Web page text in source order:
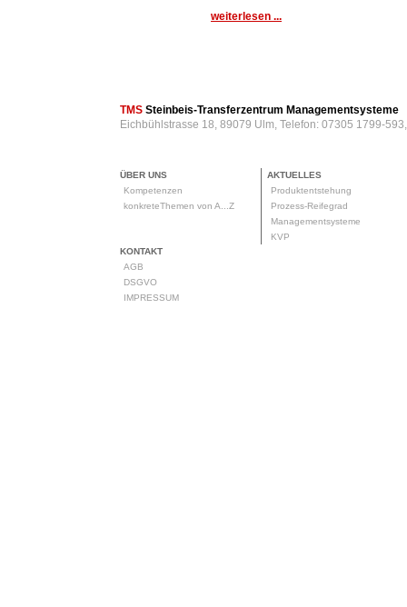
weiterlesen ...
TMS Steinbeis-Transferzentrum Managementsysteme
Eichbühlstrasse 18, 89079 Ulm, Telefon: 07305 1799-
ÜBER UNS
Kompetenzen
konkreteThemen von A...Z
AKTUELLES
Produktentstehung
Prozess-Reifegrad
Managementsysteme
KVP
KONTAKT
AGB
DSGVO
IMPRESSUM